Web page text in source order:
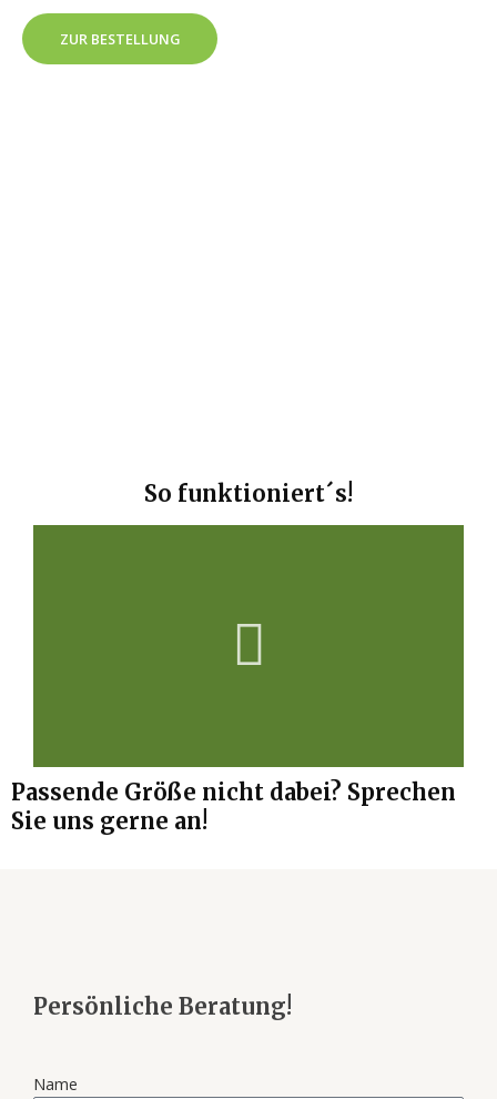
ZUR BESTELLUNG
So funktioniert´s!
Passende Größe nicht dabei? Sprechen
Sie uns gerne an!
Persönliche Beratung!
Name